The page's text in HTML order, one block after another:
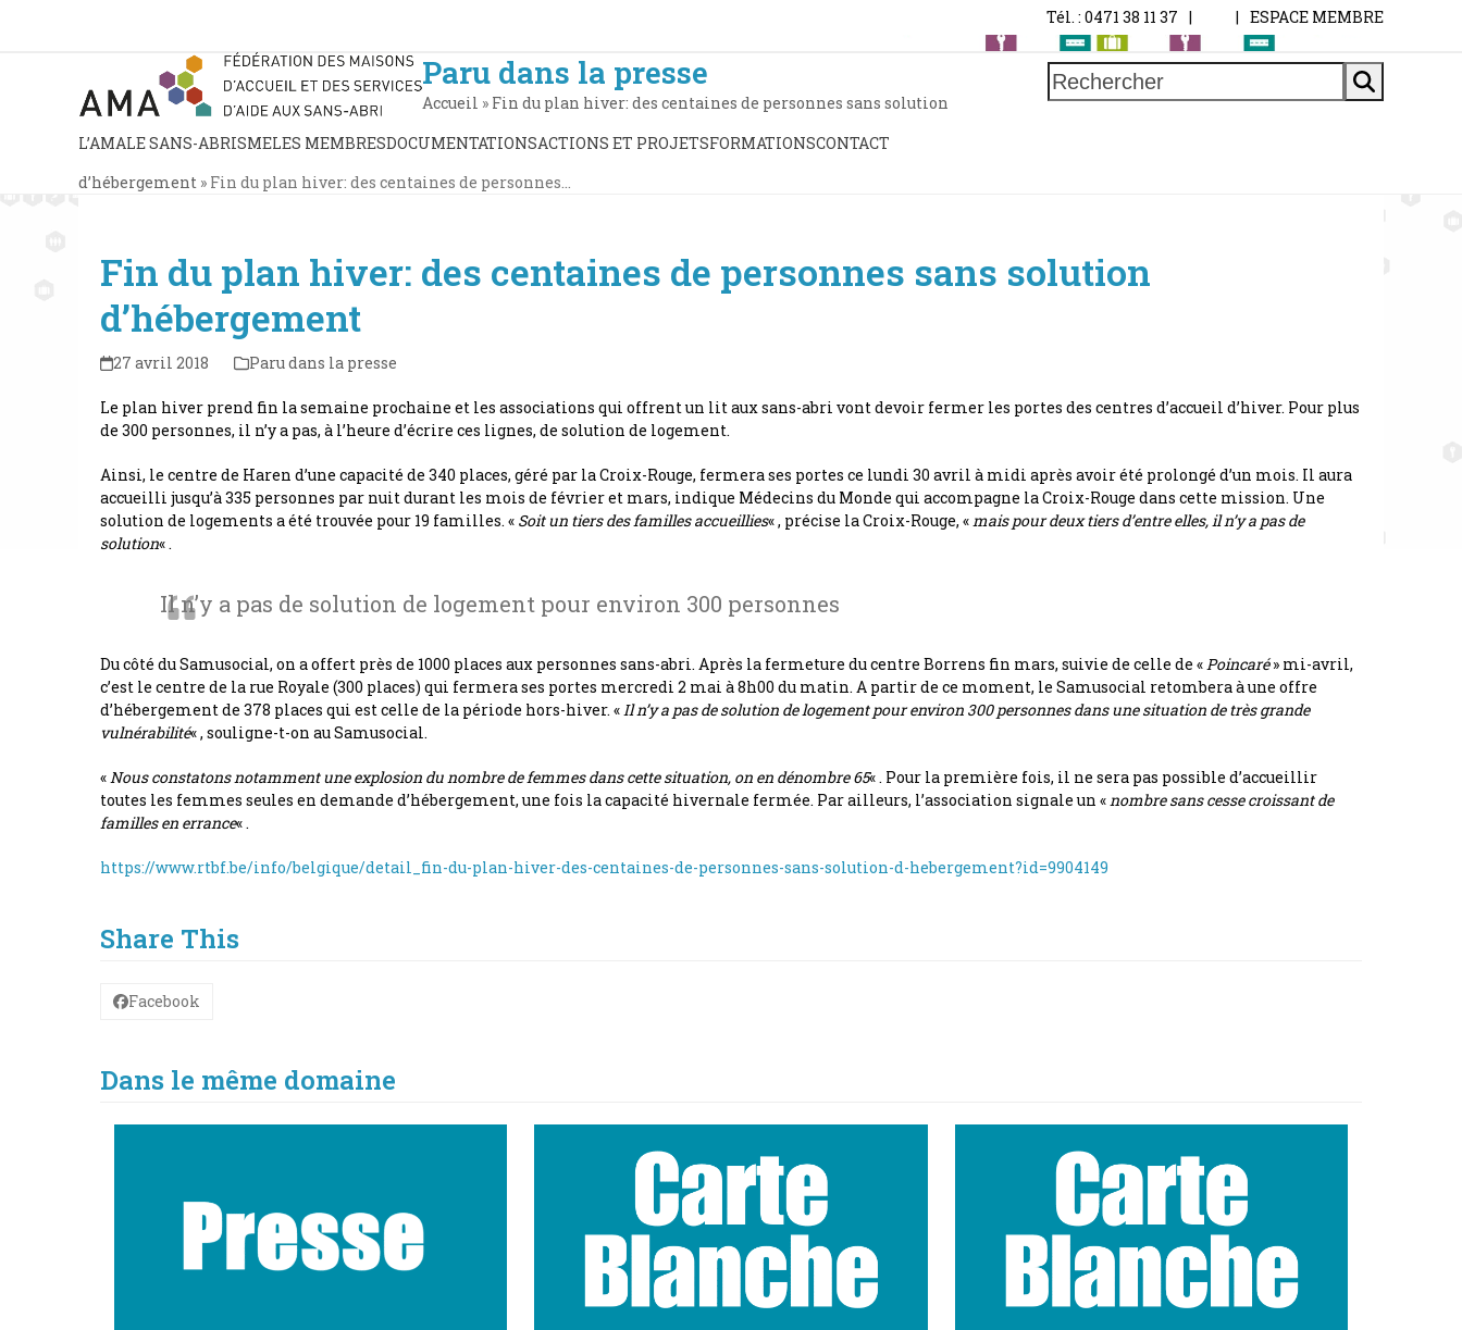
Tél. : 0471 38 11 37 | | ESPACE MEMBRE
Rechercher
L’AMALE SANS-ABRISMELES MEMBRESDOCUMENTATIONSACTIONS ET PROJETSFORMATIONSCONTACT
Paru dans la presse
Accueil » Fin du plan hiver: des centaines de personnes sans solution
d’hébergement » Fin du plan hiver: des centaines de personnes…
Fin du plan hiver: des centaines de personnes sans solution
d’hébergement
27 avril 2018 Paru dans la presse
Le plan hiver prend fin la semaine prochaine et les associations qui offrent un lit aux sans-abri vont devoir fermer les portes des centres d’accueil d’hiver. Pour plus
de 300 personnes, il n’y a pas, à l’heure d’écrire ces lignes, de solution de logement.
Ainsi, le centre de Haren d’une capacité de 340 places, géré par la Croix-Rouge, fermera ses portes ce lundi 30 avril à midi après avoir été prolongé d’un mois. Il aura
accueilli jusqu’à 335 personnes par nuit durant les mois de février et mars, indique Médecins du Monde qui accompagne la Croix-Rouge dans cette mission. Une
solution de logements a été trouvée pour 19 familles. « Soit un tiers des familles accueillies« , précise la Croix-Rouge, «mais pour deux tiers d’entre elles, il n’y a pas de
solution« .
Il n’y a pas de solution de logement pour environ 300 personnes
Du côté du Samusocial, on a offert près de 1000 places aux personnes sans-abri. Après la fermeture du centre Borrens fin mars, suivie de celle de «Poincaré» mi-avril,
c’est le centre de la rue Royale (300 places) qui fermera ses portes mercredi 2 mai à 8h00 du matin. A partir de ce moment, le Samusocial retombera à une offre
d’hébergement de 378 places qui est celle de la période hors-hiver. «Il n’y a pas de solution de logement pour environ 300 personnes dans une situation de très grande
vulnérabilité« , souligne-t-on au Samusocial.
«Nous constatons notamment une explosion du nombre de femmes dans cette situation, on en dénombre 65« . Pour la première fois, il ne sera pas possible d’accueillir
toutes les femmes seules en demande d’hébergement, une fois la capacité hivernale fermée. Par ailleurs, l’association signale un «nombre sans cesse croissant de
familles en errance« .
https://www.rtbf.be/info/belgique/detail_fin-du-plan-hiver-des-centaines-de-personnes-sans-solution-d-hebergement?id=9904149
Share This
Facebook
Dans le même domaine